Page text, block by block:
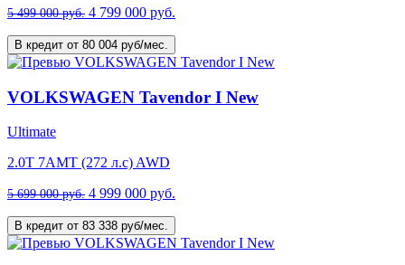
5 499 000 руб. 4 799 000 руб.
В кредит от 80 004 руб/мес.
VOLKSWAGEN Tavendor I New
Ultimate
2.0T 7AMT (272 л.с) AWD
5 699 000 руб. 4 999 000 руб.
В кредит от 83 338 руб/мес.